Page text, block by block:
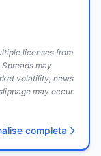
licenses from
may
volatility, news
may occur.
completa